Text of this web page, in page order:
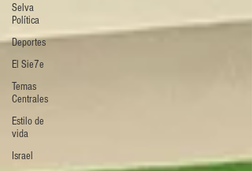
Selva
Política
Deportes
El Sie7e
Temas
Centrales
Estilo de
vida
Israel